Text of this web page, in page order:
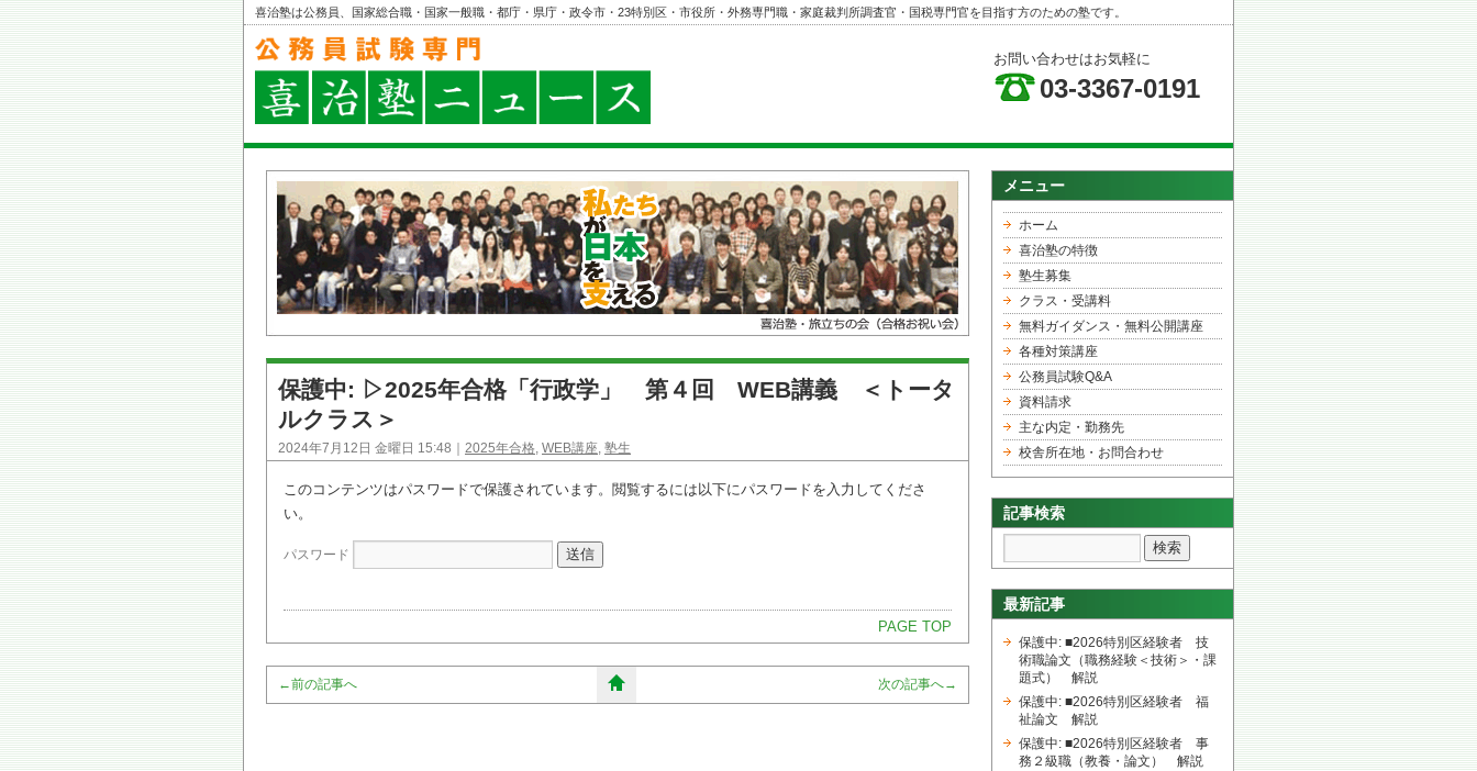
喜治塾は公務員、国家総合職・国家一般職・都庁・県庁・政令市・23特別区・市役所・外務専門職・家庭裁判所調査官・国税専門官を目指す方のための塾です。
お問い合わせはお気軽に
03-3367-0191
保護中: ▷2025年合格「行政学」 第４回 WEB講義 ＜トータ
ルクラス＞
2024年7月12日 金曜日 15:48｜ 2025年合格, WEB講座, 塾生
このコンテンツはパスワードで保護されています。閲覧するには以下にパスワードを入力してくださ
い。
パスワード
PAGE TOP
←前の記事へ 次の記事へ→
メニュー
ホーム
喜治塾の特徴
塾生募集
クラス・受講料
無料ガイダンス・無料公開講座
各種対策講座
公務員試験Q&A
資料請求
主な内定・勤務先
校舎所在地・お問合わせ
記事検索
最新記事
保護中: ■2026特別区経験者 技
術職論文（職務経験＜技術＞・課
題式） 解説
保護中: ■2026特別区経験者 福
祉論文 解説
保護中: ■2026特別区経験者 事
務２級職（教養・論文） 解説